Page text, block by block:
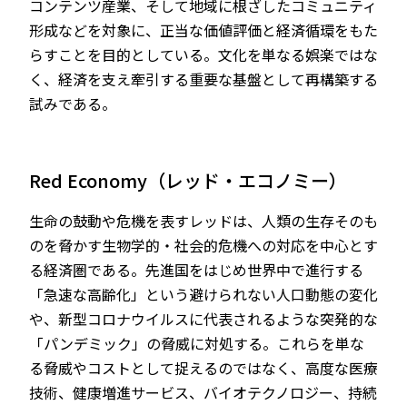
コンテンツ産業、そして地域に根ざしたコミュニティ
形成などを対象に、正当な価値評価と経済循環をもた
らすことを目的としている。文化を単なる娯楽ではな
く、経済を支え牽引する重要な基盤として再構築する
試みである。
Red Economy（レッド・エコノミー）
生命の鼓動や危機を表すレッドは、人類の生存そのも
のを脅かす生物学的・社会的危機への対応を中心とす
る経済圏である。先進国をはじめ世界中で進行する
「急速な高齢化」という避けられない人口動態の変化
や、新型コロナウイルスに代表されるような突発的な
「パンデミック」の脅威に対処する。これらを単な
る脅威やコストとして捉えるのではなく、高度な医療
技術、健康増進サービス、バイオテクノロジー、持続